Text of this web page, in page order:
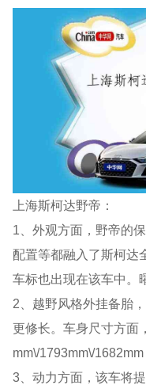
上海斯柯达野帝：
1、外观方面，野帝的
配置等都融入了斯柯达
车标也出现在该车中。
2、越野风格外挂备胎
更修长。车身尺寸方面
mm\/1793mm\/
3、动力方面，该车将